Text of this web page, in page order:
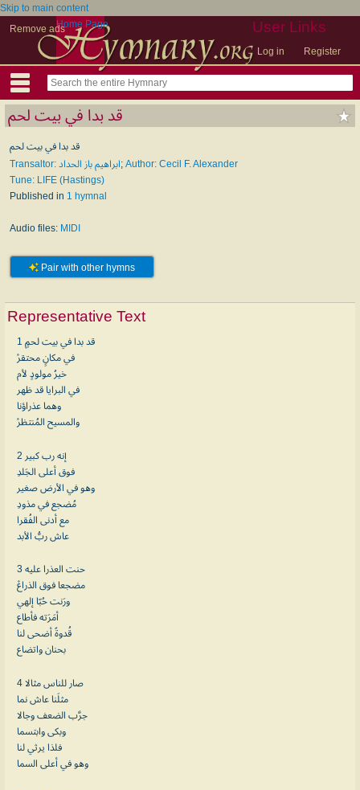
Skip to main content
Remove ads
User Links
Log in Register
Home Page
قد بدا في بيت لحم
قد بدا في بيت لحم
Transaltor: ابراهيم باز الحداد; Author: Cecil F. Alexander
Tune: LIFE (Hastings)
Published in 1 hymnal
Audio files: MIDI
Pair with other hymns
Representative Text
1 قد بدا في بيت لحمٍ
في مكانٍ محتقرْ
خيرُ مولودٍ لأم
في البرايا قد ظهر
وهما عذراؤنا
والمسيح المُنتظرْ
2 إنه رب كبير
فوق أعلى الجَلدِ
وهو في الأرض صغير
مُضجع في مذودِ
مع أدنى الفُقرا
عاش ربُّ الأبد
3 حنت العذرا عليه
مضجعا فوق الذراعْ
ورَنت حُبّا إلهي
أمَرَته فأطاع
قُدوةً أضحى لنا
بحنان واتضاع
4 صار للناس مثالا
مثلَنا عاش نما
جرَّب الضعف وجالا
وبكى وابتسما
فلذا يرثي لنا
وهو في أعلى السما